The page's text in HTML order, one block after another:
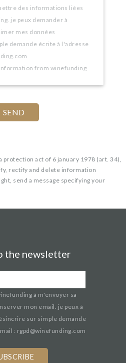
des informations liées
je peux demander à
mes données
demande écrite à l'adresse
from winefunding
act of 6 january 1978 (art. 34),
rectify and delete information
send a message specifying your
the newsletter
à m'envoyer sa
mon email. je peux à
sur simple demande
: rgpd@winefunding.com